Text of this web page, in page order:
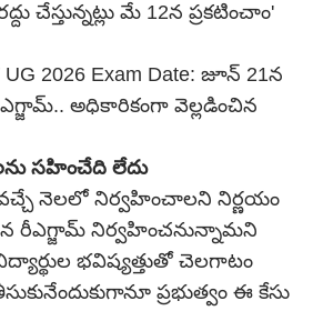
చేస్తున్నట్లు మే 12న ప్రకటించాం'
UG 2026 Exam Date: జూన్ 21న
అధికారికంగా వెల్లడించిన
సహించేది లేదు
వచ్చే నెలలో నిర్వహించాలని నిర్ణయం
రీఎగ్జామ్ నిర్వహించనున్నామని
భవిష్యత్తుతో చెలగాటం
ప్రభుత్వం ఈ కేసు